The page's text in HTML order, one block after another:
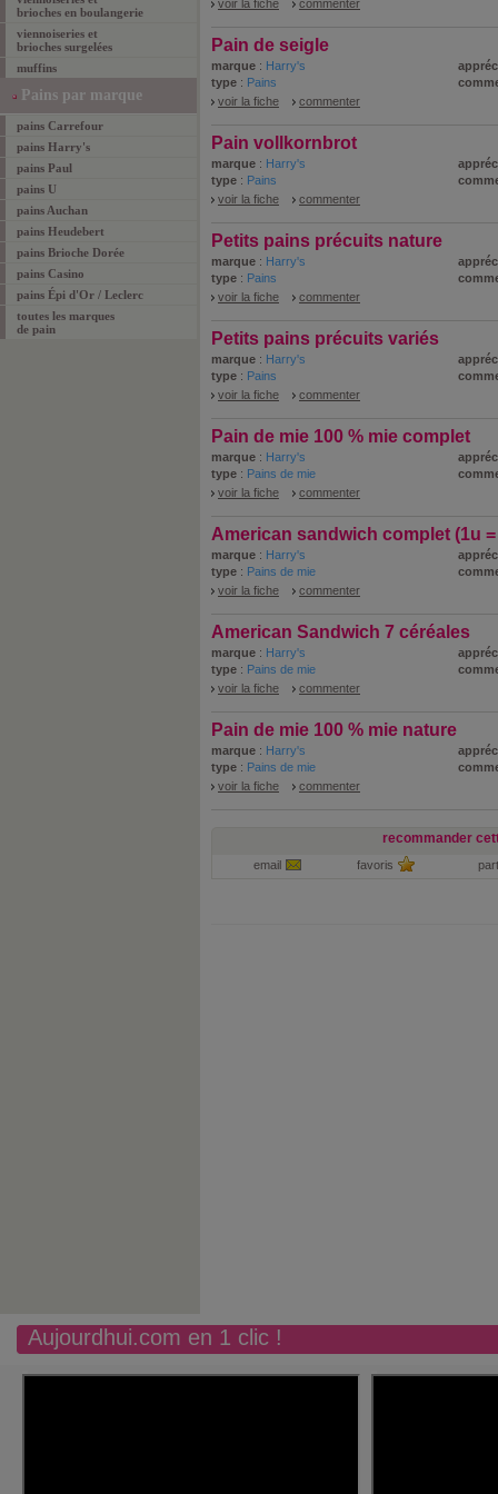
brioches en boulangerie
viennoiseries et
brioches surgelées
muffins
Pains par marque
pains Carrefour
pains Harry's
pains Paul
pains U
pains Auchan
pains Heudebert
pains Brioche Dorée
pains Casino
pains Épi d'Or / Leclerc
toutes les marques
de pain
voir la fiche
commenter
Pain de seigle
marque : Harry's
type : Pains
voir la fiche
commenter
Pain vollkornbrot
marque : Harry's
type : Pains
voir la fiche
commenter
Petits pains précuits nature
marque : Harry's
type : Pains
voir la fiche
commenter
Petits pains précuits variés
marque : Harry's
type : Pains
voir la fiche
commenter
Pain de mie 100 % mie complet
marque : Harry's
type : Pains de mie
voir la fiche
commenter
American sandwich complet (1u =
marque : Harry's
type : Pains de mie
voir la fiche
commenter
American Sandwich 7 céréales
marque : Harry's
type : Pains de mie
voir la fiche
commenter
Pain de mie 100 % mie nature
marque : Harry's
type : Pains de mie
voir la fiche
commenter
recommander
email favoris
Aujourdhui.com en 1 clic !